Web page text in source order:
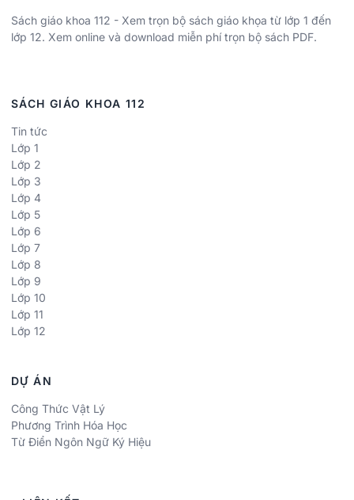
Sách giáo khoa 112 - Xem trọn bộ sách giáo khọa từ lớp 1 đến
lớp 12. Xem online và download miễn phí trọn bộ sách PDF.
SÁCH GIÁO KHOA 112
Tin tức
Lớp 1
Lớp 2
Lớp 3
Lớp 4
Lớp 5
Lớp 6
Lớp 7
Lớp 8
Lớp 9
Lớp 10
Lớp 11
Lớp 12
DỰ ÁN
Công Thức Vật Lý
Phương Trình Hóa Học
Từ Điển Ngôn Ngữ Ký Hiệu